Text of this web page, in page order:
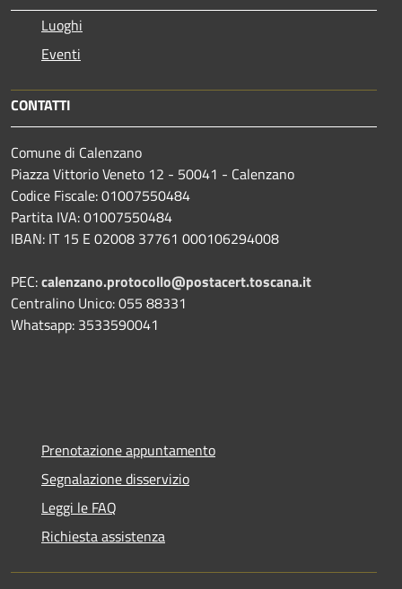
Luoghi
Eventi
CONTATTI
Comune di Calenzano
Piazza Vittorio Veneto 12 - 50041 - Calenzano
Codice Fiscale: 01007550484
Partita IVA: 01007550484
IBAN: IT 15 E 02008 37761 000106294008
PEC:calenzano.protocollo@postacert.toscana.it
Centralino Unico: 055 88331
Whatsapp: 3533590041
Prenotazione appuntamento
Segnalazione disservizio
Leggi le FAQ
Richiesta assistenza